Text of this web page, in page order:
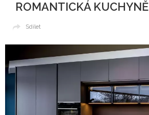
ROMANTICKÁ KUCHYNĚ
Sdílet